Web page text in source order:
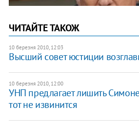
ЧИТАЙТЕ ТАКОЖ
10 березня 2010, 12:03
Высший совет юстиции
10 березня 2010, 12:00
УНП предлагает лишить
тот не извинится